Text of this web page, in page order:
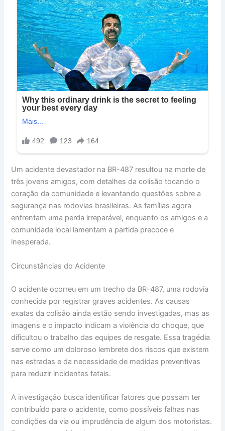
Um acidente devastador na BR-487 resultou na morte de
três jovens amigos, com detalhes da colisão tocando o
coração da comunidade e levantando questões sobre a
segurança nas rodovias brasileiras. As famílias agora
enfrentam uma perda irreparável, enquanto os amigos e a
comunidade local lamentam a partida precoce e
inesperada.
Circunstâncias do Acidente
O acidente ocorreu em um trecho da BR-487, uma rodovia
conhecida por registrar graves acidentes. As causas
exatas da colisão ainda estão sendo investigadas, mas as
imagens e o impacto indicam a violência do choque, que
dificultou o trabalho das equipes de resgate. Essa tragédia
serve como um doloroso lembrete dos riscos que existem
nas estradas e da necessidade de medidas preventivas
para reduzir incidentes fatais.
A investigação busca identificar fatores que possam ter
contribuído para o acidente, como possíveis falhas nas
condições da via ou imprudência de algum dos motoristas.